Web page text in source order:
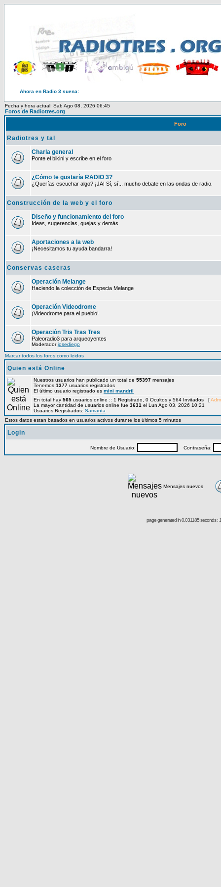
Ahora en Radio 3 suena:
Fecha y hora actual: Sab Ago 08, 2026 06:45
Foros de Radiotres.org
Foro
Radiotres y tal
Charla general
Ponte el bikini y escribe en el foro
¿Cómo te gustaría RADIO 3?
¿Querías escuchar algo? ¡JA! Sí, sí... mucho debate en las ondas de radio.
Construcción de la web y el foro
Diseño y funcionamiento del foro
Ideas, sugerencias, quejas y demás
Aportaciones a la web
¡Necesitamos tu ayuda bandarra!
Conservas caseras
Operación Melange
Haciendo la colección de Especia Melange
Operación Videodrome
¡Videodrome para el pueblo!
Operación Tris Tras Tres
Paleoradio3 para arqueoyentes
Moderadorjosediego
Marcar todos los foros como leidos
Quien está Online
Nuestros usuarios han publicado un total de 55397 mensajes
Tenemos 1377 usuarios registrados
El último usuario registrado es mini mandril
En total hay 565 usuarios online :: 1 Registrado, 0 Ocultos y 564 Invitados [
La mayor cantidad de usuarios online fue 3631 el Lun Ago 03, 2026 10:21
Usuarios Registrados: Samanta
Estos datos estan basados en usuarios activos durante los últimos 5 minutos
Login
Nombre de Usuario: Contraseña:
Mensajes nuevos
page generated in 0.031185 seconds :